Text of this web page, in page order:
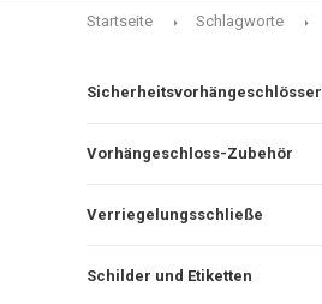
Startseite Schlagworte
Sicherheitsvorhängeschlösser
Vorhängeschloss-Zubehör
Verriegelungsschließe
Schilder und Etiketten